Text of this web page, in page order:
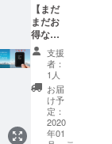
【まだ
まだお
得な
７％オ
フ】本
体 Tern
１台 ※
送料込
26,700
円の
支援
者：
1人
お届
け予
定：
2020
年01